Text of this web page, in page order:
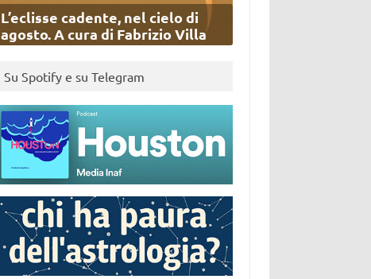
L’eclisse cadente, nel cielo di
agosto. A cura di Fabrizio Villa
Su Spotify e su Telegram